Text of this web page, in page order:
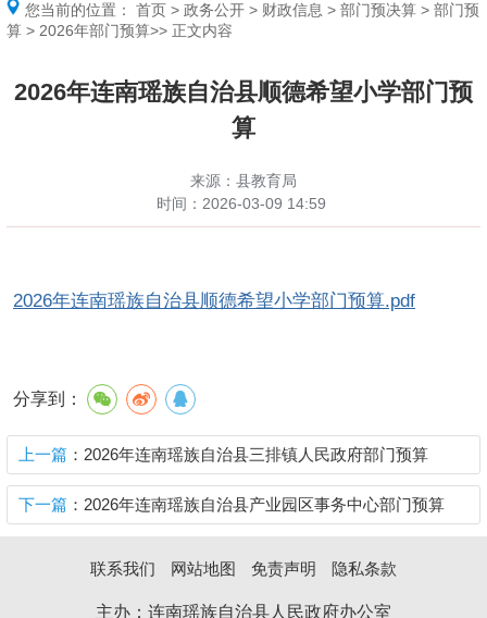
您当前的位置： 首页 > 政务公开 > 财政信息 > 部门预决算 > 部门预
算 > 2026年部门预算>> 正文内容
2026年连南瑶族自治县顺德希望小学部门预
算
来源：县教育局
时间： 2026-03-09 14:59
2026年连南瑶族自治县顺德希望小学部门预算.pdf
分享到：
上一篇 ：2026年连南瑶族自治县三排镇人民政府部门预算
下一篇 ：2026年连南瑶族自治县产业园区事务中心部门预算
联系我们 网站地图 免责声明 隐私条款
主办：连南瑶族自治县人民政府办公室